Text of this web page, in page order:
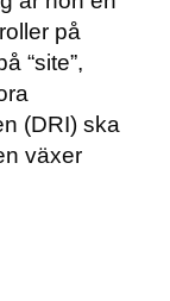
på
“site”,
(DRI) ska
växer